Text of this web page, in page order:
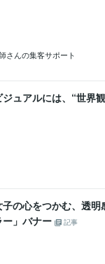
免許
イティブツール
年Canva:6年
CLIP
年
習い事 Canvaの使い方
支援 CanvaのTIPS多数
さんの集客サポート
ュアルには、“世界
子の心をつかむ、透明
」バナー
記事